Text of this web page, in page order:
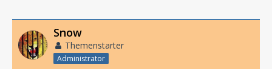
Snow
Themenstarter
Administrator